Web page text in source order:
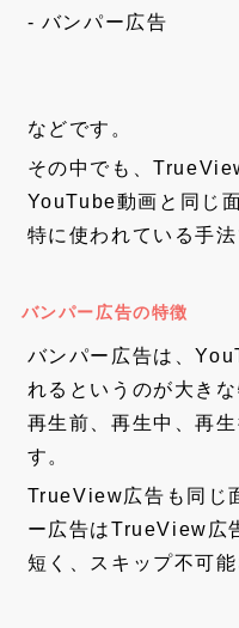
- バンパー広告
などです。
その中でも、
YouTube動画と同じ
特に使われている手法
バンパー広告の特徴
バンパー広告は、
れるというのが大き
再生前、再生中、再
す。
TrueView広告も同じ
ー広告はTrueView広
短く、スキップ不可